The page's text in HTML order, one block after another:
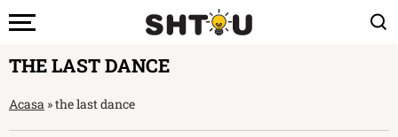
THE LAST DANCE
Acasa »the last dance